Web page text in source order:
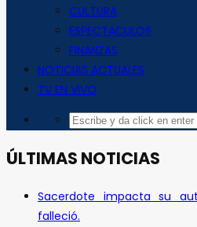
CULTURA
ESPECTACULOS
FINANZAS
NOTICIAS ACTUALES
TV EN VIVO
ÚLTIMAS NOTICIAS
Sacerdote impacta su
falleció.